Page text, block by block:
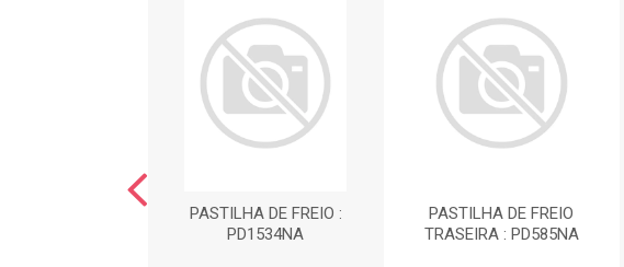
PASTILHA DE FREIO :
PD1534NA
PASTILHA DE FREIO
TRASEIRA : PD585NA